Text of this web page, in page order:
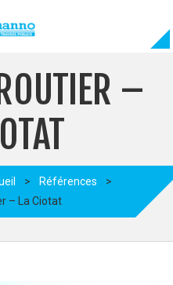
–
> Références
>
– La Ciotat